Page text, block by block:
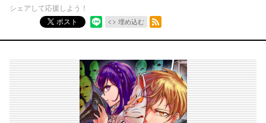
シェアして応援しよう！
ポスト
埋め込む
RSSフィード